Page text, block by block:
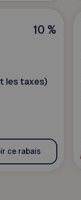
10 %
les taxes)
ce rabais